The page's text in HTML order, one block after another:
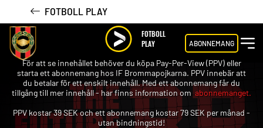
FOTBOLL PLAY
ABONNEMANG
FOTBOLL
PLAY
För att se innehållet behöver du köpa Pay-Per-View (PPV) eller
starta ett abonnemang hos IF Brommapojkarna. PPV innebär att
du betalar för ett enskilt innehåll. Med ett abonnemang får du
tillgång till mer innehåll - har finns information om abonnemanget.
PPV kostar 39 SEK och ett abonnemang kostar 79 SEK per månad -
utan bindningstid!